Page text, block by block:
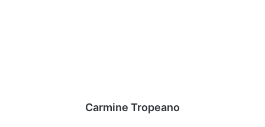
Carmine Tropeano